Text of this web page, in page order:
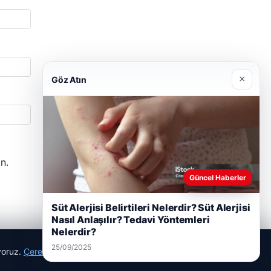
Çerez Politikamız
Göz Atın ×
Güncel Haberler
Süt Alerjisi Belirtileri Nelerdir? Süt Alerjisi
Nasıl Anlaşılır? Tedavi Yöntemleri
Nelerdir?
25/09/2025